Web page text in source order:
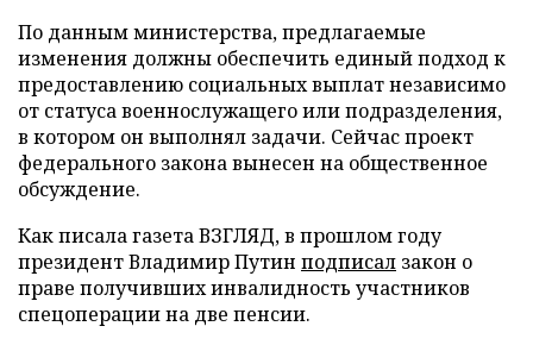
По данным министерства, предлагаемые
изменения должны обеспечить единый подход к
предоставлению социальных выплат независимо
от статуса военнослужащего или подразделения,
в котором он выполнял задачи. Сейчас проект
федерального закона вынесен на общественное
обсуждение.
Как писала газета ВЗГЛЯД, в прошлом году
президент Владимир Путин подписал закон о
праве получивших инвалидность участников
спецоперации на две пенсии.